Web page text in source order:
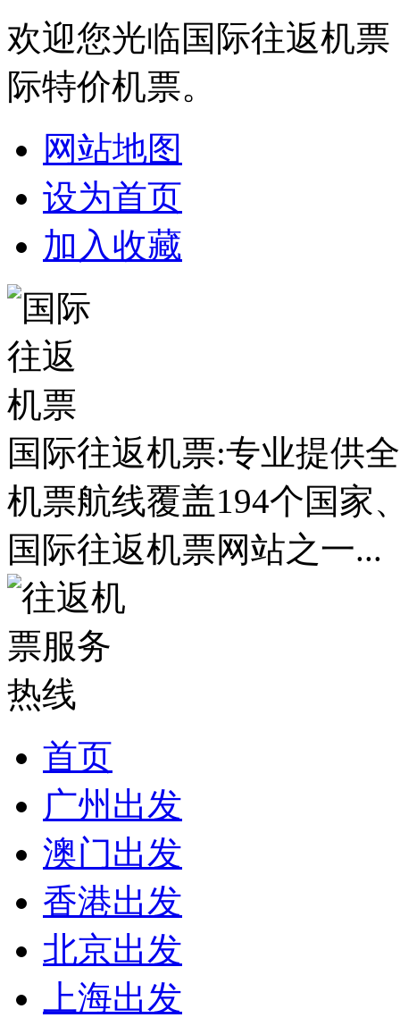
欢迎您光临国际往返机
际特价机票。
网站地图
设为首页
加入收藏
国际往返机票:专业提供
机票航线覆盖194个国家
国际往返机票网站之一...
首页
广州出发
澳门出发
香港出发
北京出发
上海出发